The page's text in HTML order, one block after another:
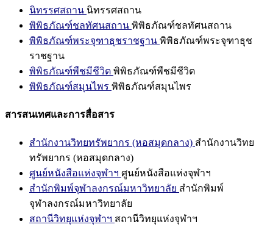
นิทรรศสถาน นิทรรศสถาน
พิพิธภัณฑ์ชลทัศนสถาน พิพิธภัณฑ์ชลทัศนสถาน
พิพิธภัณฑ์พระจุฑาธุชราชฐาน พิพิธภัณฑ์พระจุฑาธุช
ราชฐาน
พิพิธภัณฑ์พืชมีชีวิต พิพิธภัณฑ์พืชมีชีวิต
พิพิธภัณฑ์สมุนไพร พิพิธภัณฑ์สมุนไพร
สารสนเทศและการสื่อสาร
สำนักงานวิทยทรัพยากร (หอสมุดกลาง) สำนักงานวิทย
ทรัพยากร (หอสมุดกลาง)
ศูนย์หนังสือแห่งจุฬาฯ ศูนย์หนังสือแห่งจุฬาฯ
สำนักพิมพ์จุฬาลงกรณ์มหาวิทยาลัย สำนักพิมพ์
จุฬาลงกรณ์มหาวิทยาลัย
สถานีวิทยุแห่งจุฬาฯ สถานีวิทยุแห่งจุฬาฯ